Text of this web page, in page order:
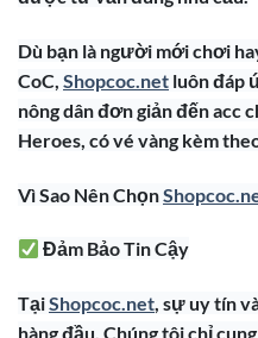
Dù bạn là người mới chơi
CoC, Shopcoc.net luôn đáp
nông dân đơn giản đến acc
Heroes, có vé vàng kèm
Vì Sao Nên Chọn
Đảm Bảo Tin Cậy
TạiShopcoc.net, sự uy tín
hàng đầu. Chúng tôi chỉ